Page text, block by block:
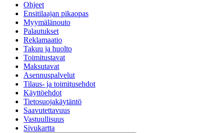
Ohjeet
Ensitilaajan pikaopas
Myymälänouto
Palautukset
Reklamaatio
Takuu ja huolto
Toimitustavat
Maksutavat
Asennuspalvelut
Tilaus- ja toimitusehdot
Käyttöehdot
Tietosuojakäytäntö
Saavutettavuus
Vastuullisuus
Sivukartta